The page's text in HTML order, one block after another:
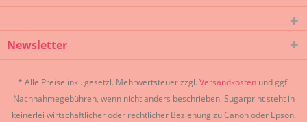
Newsletter
* Alle Preise inkl. gesetzl. Mehrwertsteuer zzgl. Versandkosten und ggf.
Nachnahmegebühren, wenn nicht anders beschrieben. Sugarprint steht in
keinerlei wirtschaftlicher oder rechtlicher Beziehung zu Canon oder Epson.